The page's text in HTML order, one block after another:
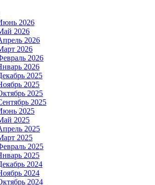
2026
2026
2026
2026
2026
2026
2025
2025
2025
2025
2025
2025
2025
2025
2025
2025
2024
2024
2024